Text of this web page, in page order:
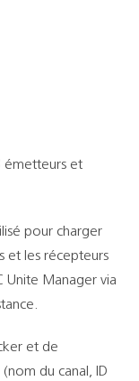
émetteurs et
pour charger
et les récepteurs
Unite Manager via
et de
du canal, ID